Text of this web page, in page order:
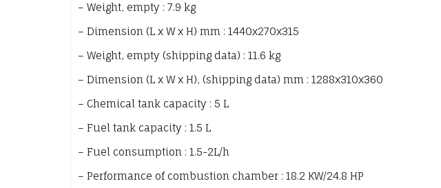
– Weight, empty : 7.9 kg
– Dimension (L x W x H) mm : 1440x270x315
– Weight, empty (shipping data) : 11.6 kg
– Dimension (L x W x H), (shipping data) mm : 1288x310x360
– Chemical tank capacity : 5 L
– Fuel tank capacity : 1.5 L
– Fuel consumption : 1.5-2L/h
– Performance of combustion chamber : 18.2 KW/24.8 HP